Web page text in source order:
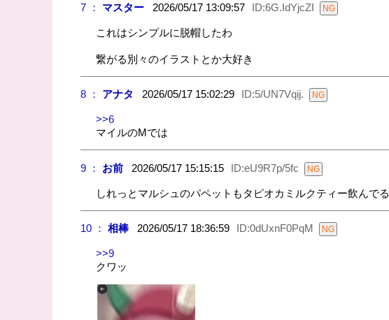
7 ： マスター2026/05/17 13:09:57 ID:6G.IdYjcZI
これはシンプルに脱帽したわ
繋がる別々のイラストとか大好き
8 ： アナタ 2026/05/17 15:02:29 ID:5/UN7Vqij.
>>6
マイルのMでは
9 ： お前2026/05/17 15:15:15 ID:eU9R7p/5fc
しれっとマルシュのパペットもタピオカミルクティー飲んでる
10 ： 相棒2026/05/17 18:36:59 ID:0dUxnF0PqM
>>9
クワッ